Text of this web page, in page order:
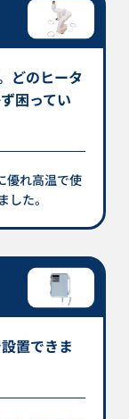
どのヒータ
困ってい
優れ高温で使
た。
置できま